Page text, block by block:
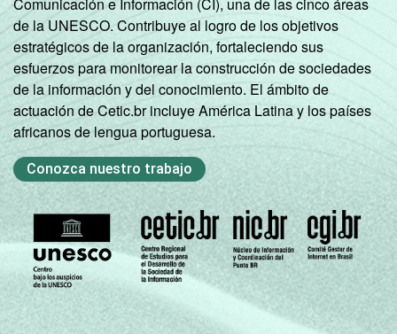
de la UNESCO. Contribuye al logro de los objetivos
estratégicos de la organización, fortaleciendo sus
esfuerzos para monitorear la construcción de sociedades
de la información y del conocimiento. El ámbito de
actuación de Cetic.br incluye América Latina y los países
africanos de lengua portuguesa.
Conozca nuestro trabajo